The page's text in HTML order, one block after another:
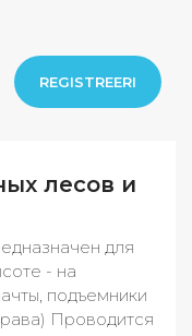
REGISTREERI
лесов и
для
- на
подъемники
Проводится